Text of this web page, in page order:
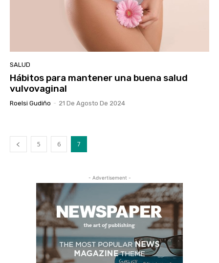
SALUD
Hábitos para mantener una buena salud
vulvovaginal
Roelsi Gudiño - 21 De Agosto De 2024
5 6 7
- Advertisement -